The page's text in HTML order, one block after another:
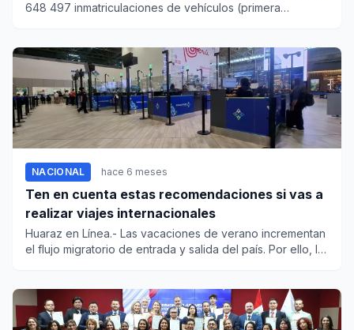
648 497 inmatriculaciones de vehículos (primera
NACIONAL hace 6 meses
Ten en cuenta estas recomendaciones si vas a
realizar viajes internacionales
Huaraz en Línea.- Las vacaciones de verano incrementan
el flujo migratorio de entrada y salida del país. Por ello, la